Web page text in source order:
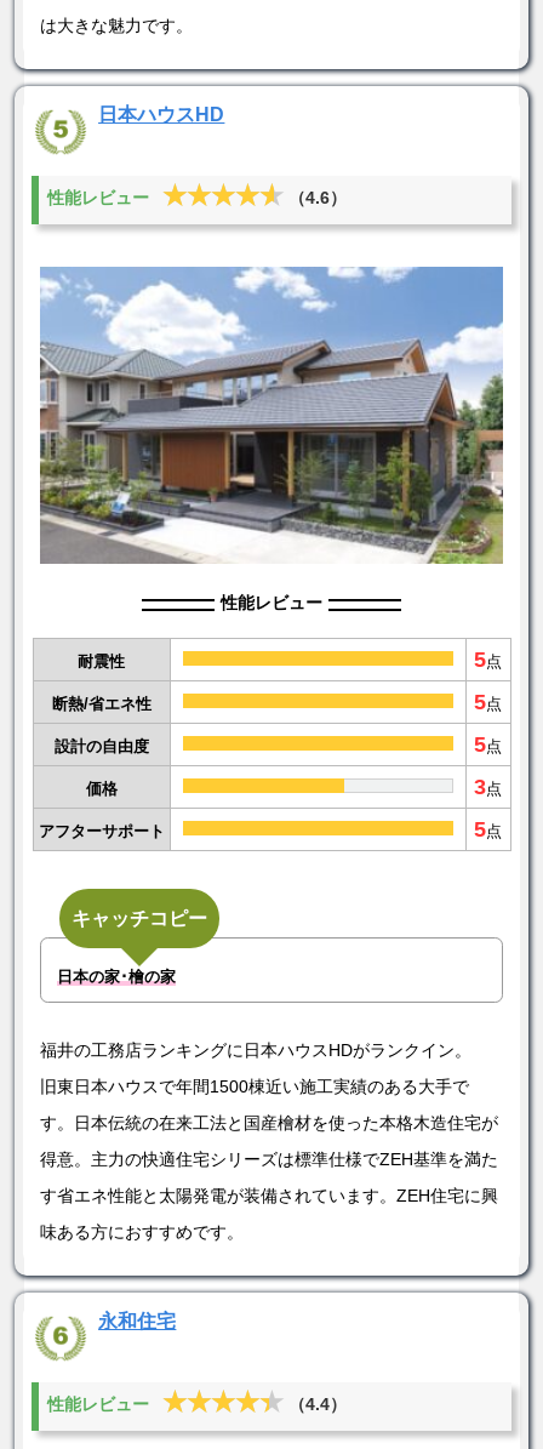
は大きな魅力です。
日本ハウスHD
性能レビュー ★★★★★
★★★★★ （4.6）
性能レビュー
耐震性 5点
断熱/省エネ性 5点
設計の自由度 5点
価格 3点
アフターサポート 5点
キャッチコピー
日本の家･檜の家
福井の工務店ランキングに日本ハウスHDがランクイン。
旧東日本ハウスで年間1500棟近い施工実績のある大手で
す。日本伝統の在来工法と国産檜材を使った本格木造住宅が
得意。主力の快適住宅シリーズは標準仕様でZEH基準を満た
す省エネ性能と太陽発電が装備されています。ZEH住宅に興
味ある方におすすめです。
永和住宅
性能レビュー ★★★★★
★★★★★ （4.4）